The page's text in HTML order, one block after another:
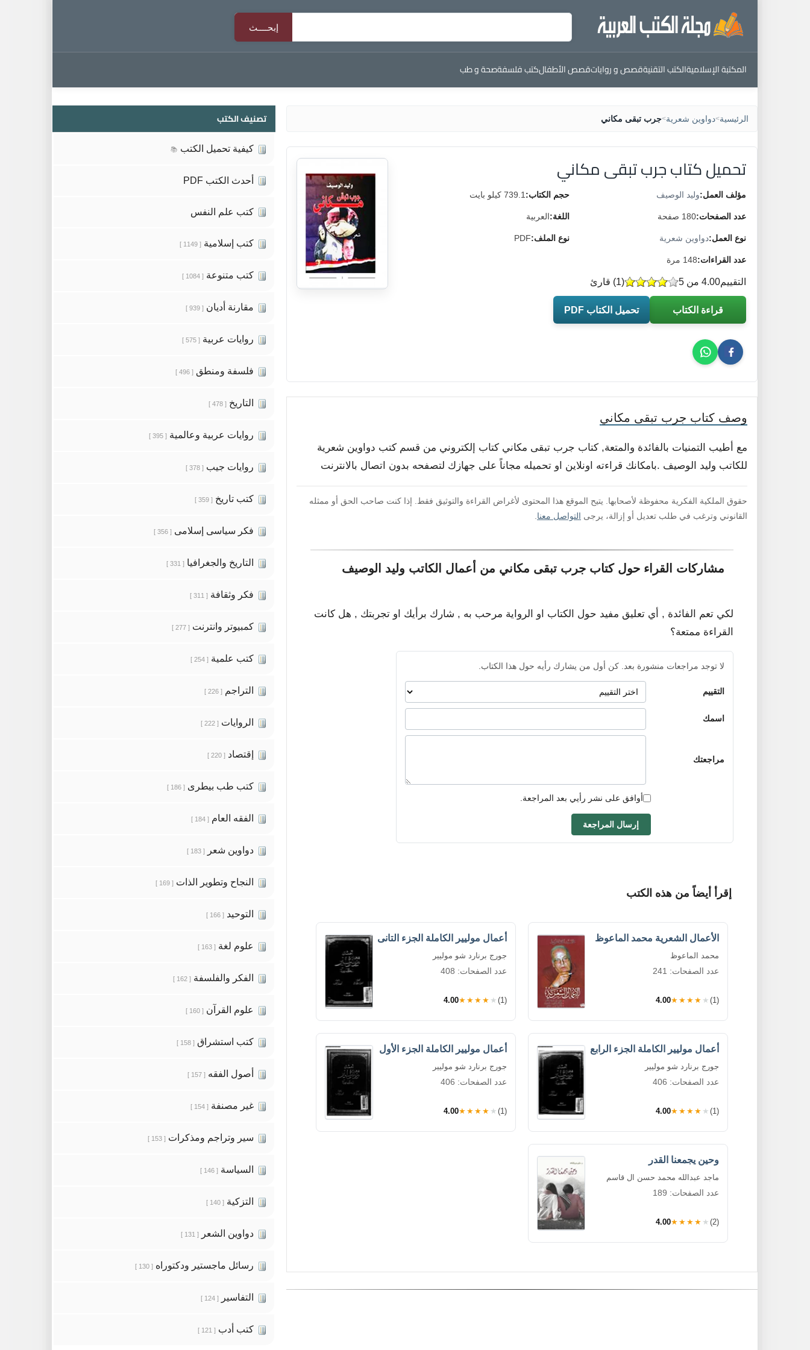
المكتبة الإسلاميةالكتب التقنيةقصص و رواياتقصص الأطفالكتب فلسفةصحة و طب
الرئيسية>دواوين شعرية>جرب تبقى مكاني
تحميل كتاب جرب تبقى مكاني
مؤلف العمل:وليد الوصيف حجم الكتاب: 739.1 كيلو بايت
عدد الصفحات:180 صفحة اللغة:العربية
نوع العمل:دواوين شعرية نوع الملف:PDF
عدد القراءات:148 مرة
التقييم (
1) قارئ 4.00 من 5
قراءة الكتاب تحميل الكتاب PDF
وصف كتاب جرب تبقى مكاني
مع أطيب التمنيات بالفائدة والمتعة, كتاب جرب تبقى مكاني كتاب إلكتروني من قسم كتب دواوين شعرية
للكاتب وليد الوصيف .بامكانك قراءته اونلاين او تحميله مجاناً على جهازك لتصفحه بدون اتصال بالانترنت
حقوق الملكية الفكرية محفوظة لأصحابها. يتيح الموقع هذا المحتوى لأغراض القراءة والتوثيق فقط. إذا كنت صاحب الحق أو ممثله
القانوني وترغب في طلب تعديل أو إزالة، يرجى التواصل معنا
مشاركات القراء حول كتاب جرب تبقى مكاني من أعمال الكاتب وليد الوصيف
لكي تعم الفائدة , أي تعليق مفيد حول الكتاب او الرواية مرحب به , شارك برأيك او تجربتك , هل كانت
القراءة ممتعة؟
لا توجد مراجعات منشورة بعد. كن أول من يشارك رأيه حول هذا الكتاب.
التقييم
اسمك
مراجعتك
أوافق على نشر رأيي بعد المراجعة.
إرسال المراجعة
إقرأ أيضاً من هذه الكتب
الأعمال الشعرية محمد الماعوظ
محمد الماعوظ
عدد الصفحات: 241
4.00★★★★★ (1)
أعمال موليير الكاملة الجزء التانى
جورج برنارد شو موليير
عدد الصفحات: 408
4.00★★★★★ (1)
أعمال موليير الكاملة الجزء الرابع
جورج برنارد شو موليير
عدد الصفحات: 406
4.00★★★★★ (1)
أعمال موليير الكاملة الجزء الأول
جورج برنارد شو موليير
عدد الصفحات: 406
4.00★★★★★ (1)
وحين يجمعنا القدر
ماجد عبدالله محمد حسن ال قاسم
عدد الصفحات: 189
4.00★★★★★ (2)
تصنيف الكتب
كيفية تحميل الكتب 📚
أحدث الكتب PDF
كتب علم النفس
كتب إسلامية [ 1149 ]
كتب متنوعة [ 1084 ]
مقارنة أديان [ 939 ]
روايات عربية [ 575 ]
فلسفة ومنطق [ 496 ]
التاريخ [ 478 ]
روايات عربية وعالمية [ 395 ]
روايات جيب [ 378 ]
كتب تاريخ [ 359 ]
فكر سياسى إسلامى [ 356 ]
التاريخ والجغرافيا [ 331 ]
فكر وثقافة [ 311 ]
كمبيوتر وانترنت [ 277 ]
كتب علمية [ 254 ]
التراجم [ 226 ]
الروايات [ 222 ]
إقتصاد [ 220 ]
كتب طب بيطرى [ 186 ]
الفقه العام [ 184 ]
دواوين شعر [ 183 ]
النجاح وتطوير الذات [ 169 ]
التوحيد [ 166 ]
علوم لغة [ 163 ]
الفكر والفلسفة [ 162 ]
علوم القرآن [ 160 ]
كتب استشراق [ 158 ]
أصول الفقه [ 157 ]
غير مصنفة [ 154 ]
سير وتراجم ومذكرات [ 153 ]
السياسة [ 146 ]
التزكية [ 140 ]
دواوين الشعر [ 131 ]
رسائل ماجستير ودكتوراه [ 130 ]
التفاسير [ 124 ]
كتب أدب [ 121 ]